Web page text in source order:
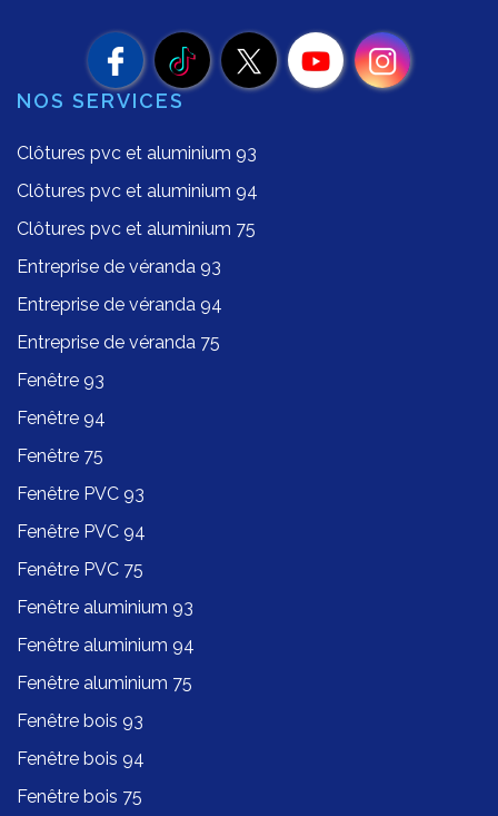
NOS SERVICES
Clôtures pvc et aluminium 93
Clôtures pvc et aluminium 94
Clôtures pvc et aluminium 75
Entreprise de véranda 93
Entreprise de véranda 94
Entreprise de véranda 75
Fenêtre 93
Fenêtre 94
Fenêtre 75
Fenêtre PVC 93
Fenêtre PVC 94
Fenêtre PVC 75
Fenêtre aluminium 93
Fenêtre aluminium 94
Fenêtre aluminium 75
Fenêtre bois 93
Fenêtre bois 94
Fenêtre bois 75